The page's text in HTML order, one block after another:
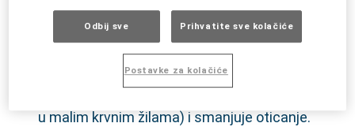
1000 gel na zahvaćena mjesta kože:
Visoko učinkovit kada se primjenjuje na
zahvaćeno mjesto jer heparin prevenira razvoj
u malim krvnim žilama) i smanjuje oticanje.
Odbij sve Prihvatite sve kolačiće
Postavke za kolačiće